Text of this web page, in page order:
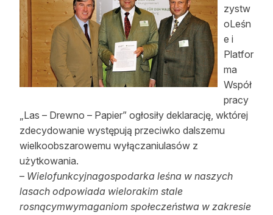
zystw
oLeśn
e i
Platfor
ma
Współ
pracy
„Las – Drewno – Papier” ogłosiły deklarację, wktórej
zdecydowanie występują przeciwko dalszemu
wielkoobszarowemu wyłączaniulasów z
użytkowania.
– Wielofunkcyjnagospodarka leśna w naszych
lasach odpowiada wielorakim stale
rosnącymwymaganiom społeczeństwa w zakresie